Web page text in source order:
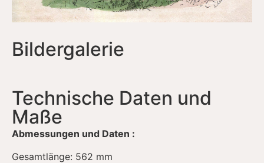
Bildergalerie
Technische Daten und
Maße
Abmessungen und Daten :
Gesamtlänge: 562 mm